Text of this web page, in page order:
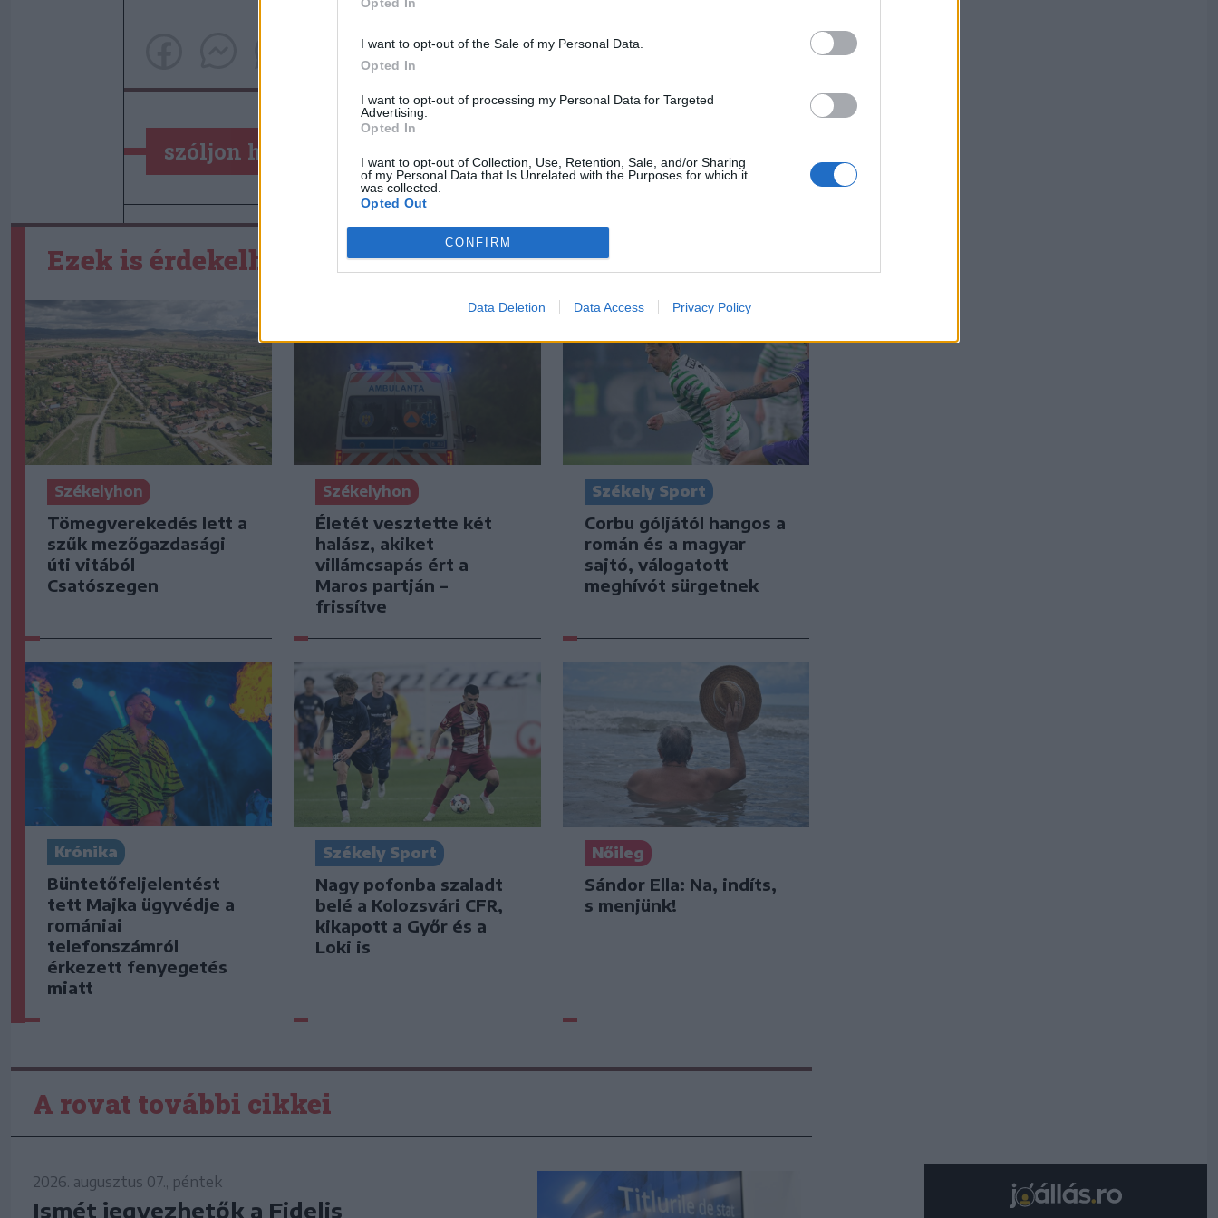
I want to opt-out of the Sale of my Personal Data.
Opted In
I want to opt-out of processing my Personal Data for Targeted
Advertising.
Opted In
I want to opt-out of Collection, Use, Retention, Sale, and/or Sharing
of my Personal Data that Is Unrelated with the Purposes for which it
was collected.
Opted Out
CONFIRM
Data Deletion Data Access Privacy Policy
szóljon hozzá!
Ezek is érdekelhetik
Székelyhon
Tömegverekedés lett a
szűk mezőgazdasági
úti vitából
Csatószegen
Székelyhon
Életét vesztette két
halász, akiket
villámcsapás ért a
Maros partján –
frissítve
Székely Sport
Corbu góljától hangos a
román és a magyar
sajtó, válogatott
meghívót sürgetnek
Krónika
Büntetőfeljelentést
tett Majka ügyvédje a
romániai
telefonszámról
érkezett fenyegetés
miatt
Székely Sport
Nagy pofonba szaladt
belé a Kolozsvári CFR,
kikapott a Győr és a
Loki is
Nőileg
Sándor Ella: Na, indíts,
s menjünk!
A rovat további cikkei
2026. augusztus 07., péntek
Ismét jegyezhetők a Fidelis